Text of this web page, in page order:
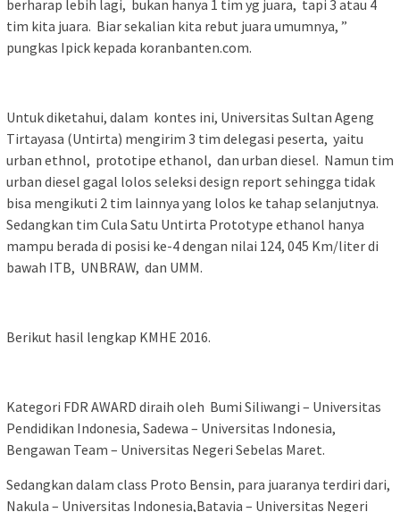
berharap lebih lagi, bukan hanya 1 tim yg juara, tapi 3 atau 4
tim kita juara. Biar sekalian kita rebut juara umumnya, ”
pungkas Ipick kepada koranbanten.com.
Untuk diketahui, dalam kontes ini, Universitas Sultan Ageng
Tirtayasa (Untirta) mengirim 3 tim delegasi peserta, yaitu
urban ethnol, prototipe ethanol, dan urban diesel. Namun tim
urban diesel gagal lolos seleksi design report sehingga tidak
bisa mengikuti 2 tim lainnya yang lolos ke tahap selanjutnya.
Sedangkan tim Cula Satu Untirta Prototype ethanol hanya
mampu berada di posisi ke-4 dengan nilai 124, 045 Km/liter di
bawah ITB, UNBRAW, dan UMM.
Berikut hasil lengkap KMHE 2016.
Kategori FDR AWARD diraih oleh Bumi Siliwangi – Universitas
Pendidikan Indonesia, Sadewa – Universitas Indonesia,
Bengawan Team – Universitas Negeri Sebelas Maret.
Sedangkan dalam class Proto Bensin, para juaranya terdiri dari,
Nakula – Universitas Indonesia,Batavia – Universitas Negeri